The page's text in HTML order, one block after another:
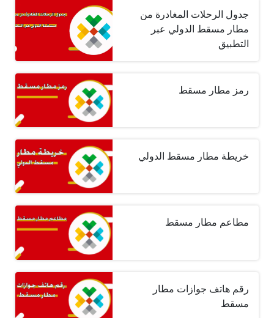
جدول الرحلات المغادرة من
مطار مسقط الدولي عبر
التطبيق
رمز مطار مسقط
خريطة مطار مسقط الدولي
مطاعم مطار مسقط
رقم هاتف جوازات مطار
مسقط